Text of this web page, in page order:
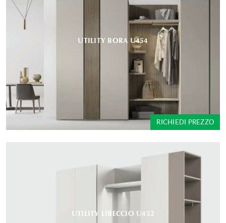
UTILITY BORA U454
RICHIEDI PREZZO
UTILITY LIBECCIO U452